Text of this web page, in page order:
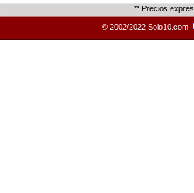
** Precios
© 2002/2022 Solo10.com